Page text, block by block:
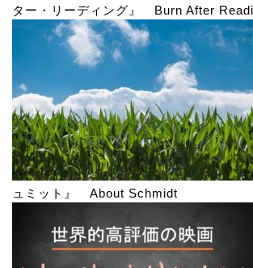
ター・リーディング』 Burn After
ュミット』 About Schmidt